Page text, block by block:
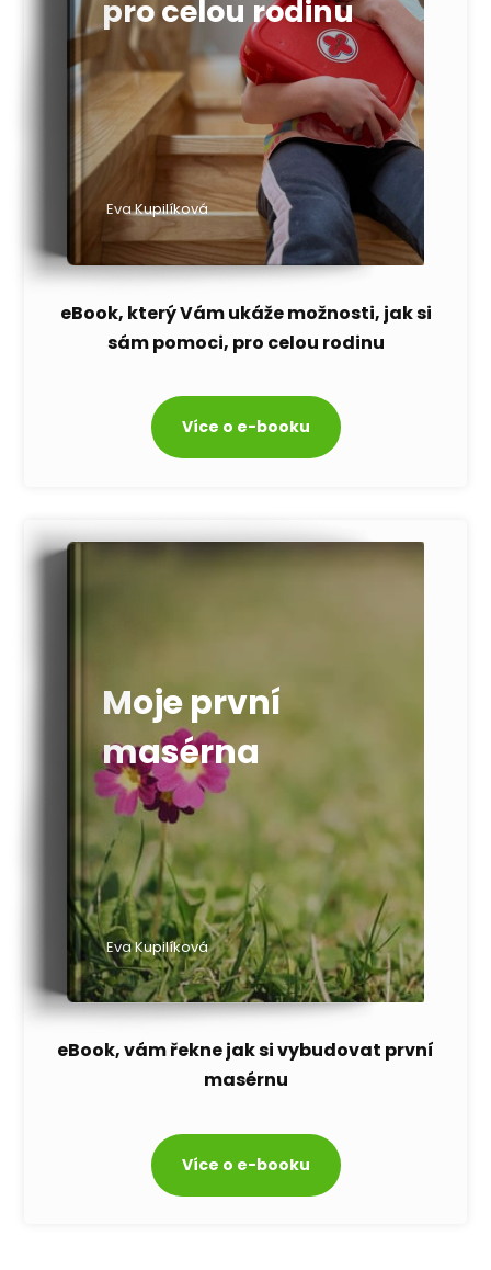
pro celou rodinu
Eva Kupilíková
eBook, který Vám ukáže možnosti, jak si
sám pomoci, pro celou rodinu
Více o e-booku
Moje první
masérna
Eva Kupilíková
eBook, vám řekne jak si vybudovat první
masérnu
Více o e-booku